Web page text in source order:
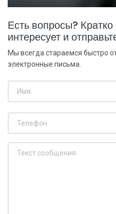
Есть вопросы?
интересует и
Мы всегда стараемся быстро
электронные письма.